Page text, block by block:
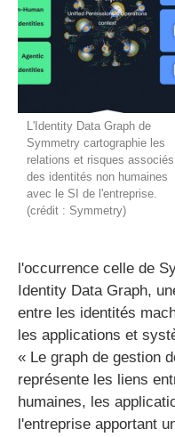
L'Identity Data Graph de
Symmetry cartographie les
relations et risques associés
des identités non humaines
avec le SI de l'entreprise.
(crédit : Symmetry)
l'occurrence celle de
Identity Data Graph,
entre les identités
les applications et
« Le graph de gestion
représente les liens
humaines, les
l'entreprise apportant